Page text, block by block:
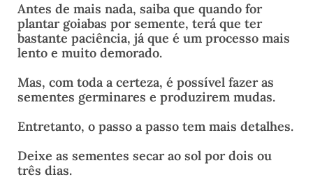
Antes de mais nada, saiba que quando for
plantar goiabas por semente, terá que ter
bastante paciência, já que é um processo mais
lento e muito demorado.
Mas, com toda a certeza, é possível fazer as
sementes germinares e produzirem mudas.
Entretanto, o passo a passo tem mais detalhes.
Deixe as sementes secar ao sol por dois ou
três dias.